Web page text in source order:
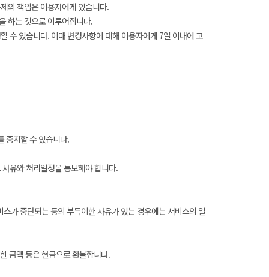
의 책임은 이용자에게 있습니다.
하는 것으로 이루어집니다.
수 있습니다. 이때 변경사항에 대해 이용자에게 7일 이내에 고
중지할 수 있습니다.
유와 처리일정을 통보해야 합니다.
가 중단되는 등의 부득이한 사유가 있는 경우에는 서비스의 일
금액 등은 현금으로 환불합니다.